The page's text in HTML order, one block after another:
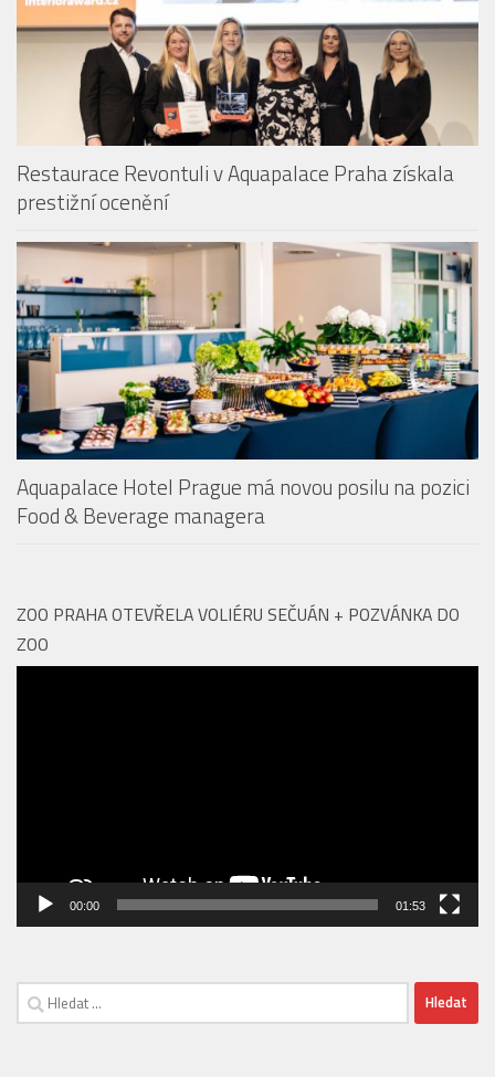
Restaurace Revontuli v Aquapalace Praha získala
prestižní ocenění
Aquapalace Hotel Prague má novou posilu na pozici
Food & Beverage managera
ZOO PRAHA OTEVŘELA VOLIÉRU SEČUÁN + POZVÁNKA DO
ZOO
00:00 01:53
Vyhledávání